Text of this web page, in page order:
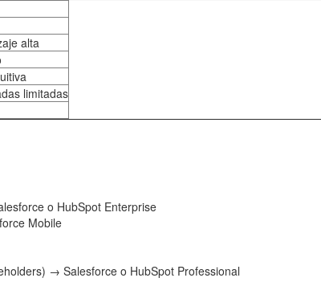
alta
limitadas
o HubSpot Enterprise
Mobile
→ Salesforce o HubSpot Professional